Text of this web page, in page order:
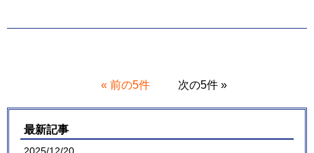
« 前の5件 次の5件 »
最新記事
2025/12/20